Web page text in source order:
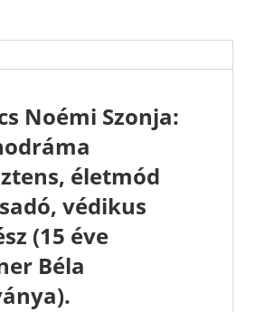
Noémi Szonja:
életmód
védikus
(15 éve
Béla